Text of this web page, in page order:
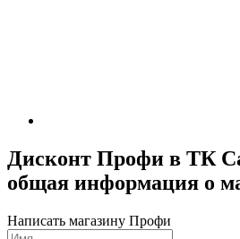
Дисконт Профи в ТК
общая информация о
Написать магазину Профи